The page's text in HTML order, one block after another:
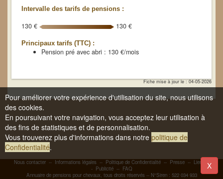
Intervalle des tarifs de pensions :
130 € 130 €
Principaux tarifs (TTC) :
Pension pré avec abri : 130 €/mois
Fiche mise à jour le : 04-05-2026
Nous contacter -- Informations légales -- Politique de Confidentialité -- Presse -- Liens
-
- Publicité-- FAQ
Annuaire de pensions pour chevaux, tous droits réservés -- N°Siren : 522 034 933
Pour améliorer votre expérience d'utilisation du site, nous utilisons
des cookies.
En poursuivant votre navigation, vous acceptez leur utilisation à
des fins de statistiques et de personnalisation.
Vous trouverez plus d'informations dans notre politique de
Confidentialité.
X